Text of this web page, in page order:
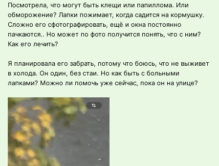
Посмотрела, что могут быть клещи или папиллома. Или
обморожение? Лапки пожимает, когда садится на кормушку.
Сложно его сфотографировать, ещё и окна постоянно
пачкаются.. Но может по фото получится понять, что с ним?
Как его лечить?
Я планировала его забрать, потому что боюсь, что не выживет
в холода. Он один, без стаи. Но как быть с больными
лапками? Можно ли помочь уже сейчас, пока он на улице?